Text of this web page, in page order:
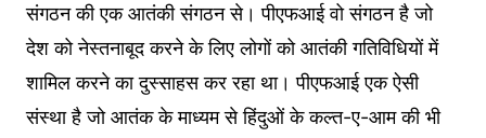
संगठन की एक आतंकी संगठन से। पीएफआई वो संगठन है जो
देश को नेस्तनाबूद करने के लिए लोगों को आतंकी गतिविधियों में
शामिल करने का दुस्साहस कर रहा था। पीएफआई एक ऐसी
संस्था है जो आतंक के माध्यम से हिंदुओं के कल्त-ए-आम की भी